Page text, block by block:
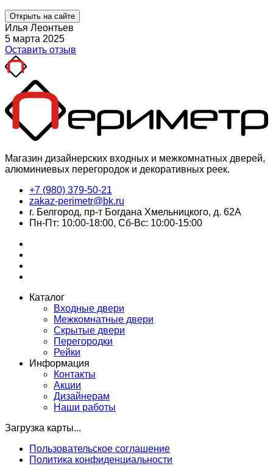
Открыть на сайте
Илья Леонтьев
5 марта 2025
Оставить отзыв
Магазин дизайнерских входных и межкомнатных дверей,
алюминиевых перегородок и декоративных реек.
+7 (980) 379-50-21
zakaz-perimetr@bk.ru
г. Белгород, пр-т Богдана Хмельницкого, д. 62А
Пн-Пт: 10:00-18:00, Сб-Вс: 10:00-15:00
Каталог
Входные двери
Межкомнатные двери
Скрытые двери
Перегородки
Рейки
Информация
Контакты
Акции
Дизайнерам
Наши работы
Загрузка карты...
Пользовательское соглашение
Политика конфиденциальности